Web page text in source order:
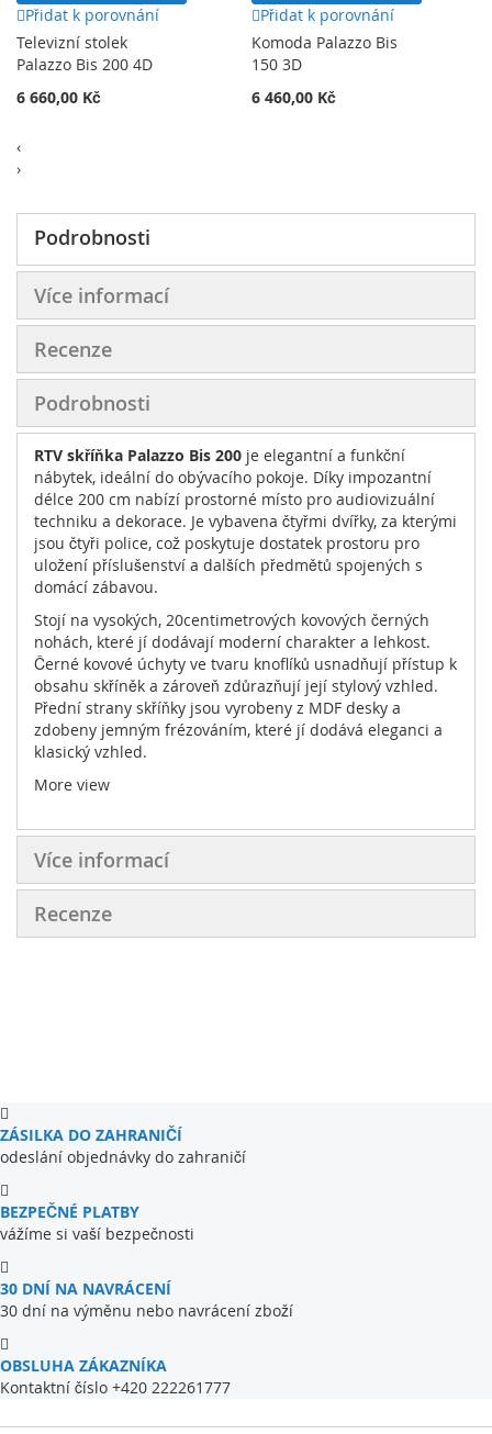
Přidat k porovnání
Televizní stolek
Palazzo Bis 200 4D
6 660,00 Kč
Přidat k porovnání
Komoda Palazzo Bis
150 3D
6 460,00 Kč
‹
›
Podrobnosti
Více informací
Recenze
Podrobnosti
RTV skříňka Palazzo Bis 200 je elegantní a funkční
nábytek, ideální do obývacího pokoje. Díky impozantní
délce 200 cm nabízí prostorné místo pro audiovizuální
techniku a dekorace. Je vybavena čtyřmi dvířky, za kterými
jsou čtyři police, což poskytuje dostatek prostoru pro
uložení příslušenství a dalších předmětů spojených s
domácí zábavou.
Stojí na vysokých, 20centimetrových kovových černých
nohách, které jí dodávají moderní charakter a lehkost.
Černé kovové úchyty ve tvaru knoflíků usnadňují přístup k
obsahu skříněk a zároveň zdůrazňují její stylový vzhled.
Přední strany skříňky jsou vyrobeny z MDF desky a
zdobeny jemným frézováním, které jí dodává eleganci a
klasický vzhled.
RTV skříňka Palazzo Bis 200
přizpůsobit ji různým interiérům. Její jednoduchá forma a
klasický design z ní dělají perfektní doplněk každého
obývacího pokoje, který kombinuje funkčnost s estetikou.
More view
Více informací
Recenze
ZÁSILKA DO ZAHRANIČÍ
odeslání objednávky do zahraničí
BEZPEČNÉ PLATBY
vážíme si vaší bezpečnosti
30 DNÍ NA NAVRÁCENÍ
30 dní na výměnu nebo navrácení zboží
OBSLUHA ZÁKAZNÍKA
Kontaktní číslo +420 222261777